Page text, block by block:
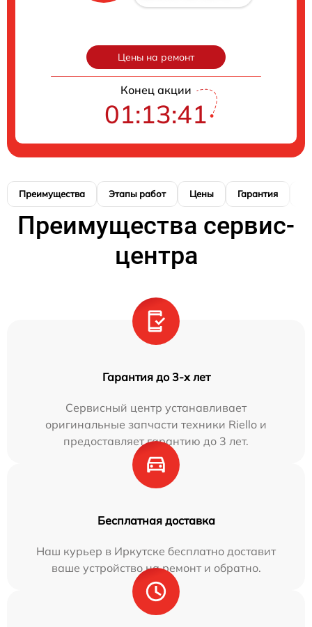
Цены на ремонт
Конец акции
01:13:40
Преимущества Этапы работ Цены Гарантия
Преимущества сервис-
центра
Гарантия до 3-х лет
Сервисный центр устанавливает
оригинальные запчасти техники Riello и
предоставляет гарантию до 3 лет.
Бесплатная доставка
Наш курьер в Иркутске бесплатно доставит
ваше устройство на ремонт и обратно.